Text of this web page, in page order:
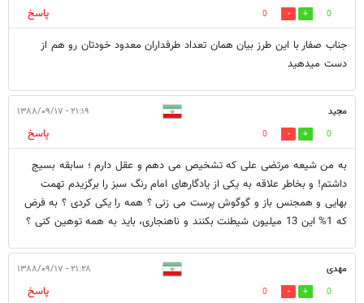
0
0
پاسخ
جناب صفار با این طرز بیان همان تعداد طرفداران معدود خودتان رو هم از
دست میدهید
مجید ۲۱:۱۹ - ۱۳۸۸/۰۹/۱۷
0
0
پاسخ
به من شیعه مرتضی علی که تشخیص می دهم و عقل دارم ؛ سابقه بسیج
داشتم! و بخاطر علاقه به یکی از یادگارهای امام رنگ سبز را برگزیدم تهمت
بهایی و همجنس باز و گوگوش پرست می زنی ؟ همه را یکی کردی ؟ به فرض
که 1% این 13 میلیون شیطنت بکنند و ناهنجاری، باید به همه توهین کنی ؟
مهدی ۲۱:۲۸ - ۱۳۸۸/۰۹/۱۷
0
0
پاسخ